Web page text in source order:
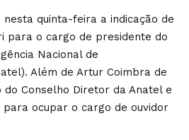
quinta-feira a indicação de
para o cargo de presidente do
Nacional de
Além de Artur Coimbra de
Conselho Diretor da Anatel e
para ocupar o cargo de ouvidor